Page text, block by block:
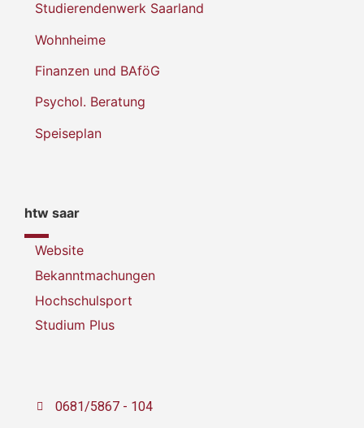
Studierendenwerk Saarland
Wohnheime
Finanzen und BAföG
Psychol. Beratung
Speiseplan
htw saar
Website
Bekanntmachungen
Hochschulsport
Studium Plus
0681/5867 - 104